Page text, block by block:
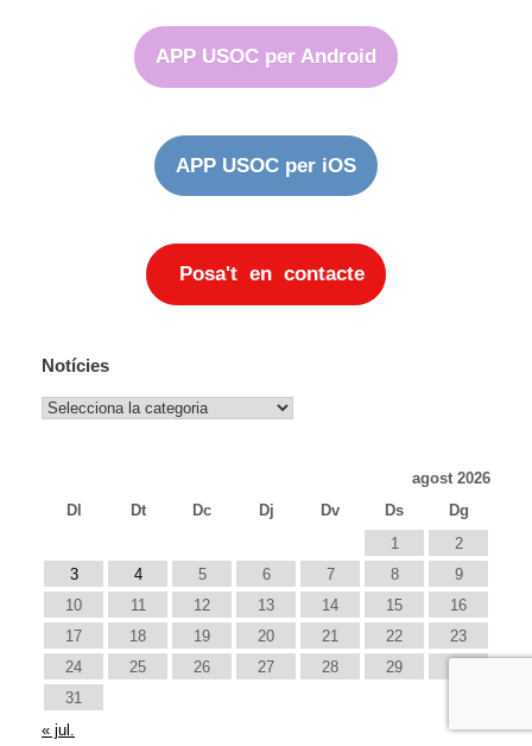
APP USOC per Android
APP USOC per iOS
Posa't en contacte
Notícies
Notícies
agost 2026
Dl
Dt Dc Dj Dv Ds
Dg
1
2
3
4 5 6 7 8
9
10
11 12 13 14 15
16
17
18 19 20 21 22
23
24
25 26 27 28 29
31
« jul.